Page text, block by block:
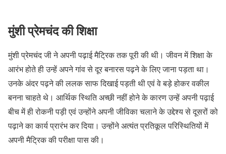
मुंशी प्रेमचंद की शिक्षा
मुंशी प्रेमचंद जी ने अपनी पढ़ाई मैट्रिक तक पूरी की थी। जीवन में शिक्षा के
आरंभ होते ही उन्हें अपने गांव से दूर बनारस पढ़ने के लिए जाना पड़ता था।
उनके अंदर पढ़ने की ललक साफ दिखाई पड़ती थी एवं वे बड़े होकर वकील
बनना चाहते थे। आर्थिक स्थिति अच्छी नहीं होने के कारण उन्हें अपनी पढ़ाई
बीच में ही रोकनी पड़ी एवं उन्होंने अपनी जीविका चलाने के उद्देश्य से दूसरों को
पढ़ाने का कार्य प्रारंभ कर दिया। उन्होंने अत्यंत प्रतिकूल परिस्थितियों में
अपनी मैट्रिक की परीक्षा पास की।